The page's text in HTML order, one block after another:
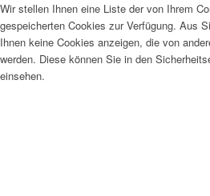
Wir stellen Ihnen eine Liste der von Ihrem
gespeicherten Cookies zur Verfügung. Aus
Ihnen keine Cookies anzeigen, die von
werden. Diese können Sie in den
einsehen.